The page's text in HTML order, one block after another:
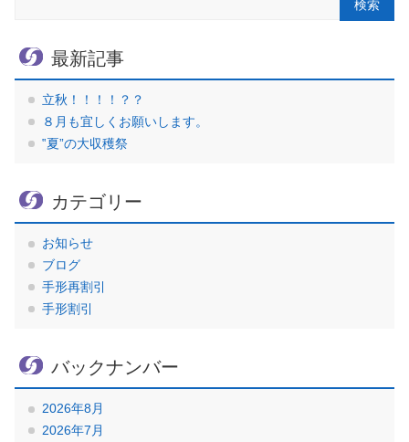
最新記事
立秋！！！！？？
８月も宜しくお願いします。
‟夏”の大収穫祭
カテゴリー
お知らせ
ブログ
手形再割引
手形割引
バックナンバー
2026年8月
2026年7月